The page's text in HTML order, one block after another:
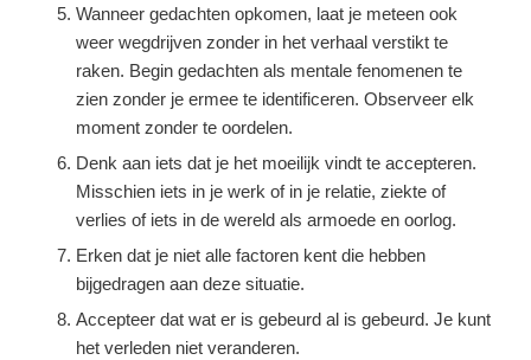
Wanneer gedachten opkomen, laat je meteen ook
weer wegdrijven zonder in het verhaal verstikt te
raken. Begin gedachten als mentale fenomenen te
zien zonder je ermee te identificeren. Observeer elk
moment zonder te oordelen.
Denk aan iets dat je het moeilijk vindt te accepteren.
Misschien iets in je werk of in je relatie, ziekte of
verlies of iets in de wereld als armoede en oorlog.
Erken dat je niet alle factoren kent die hebben
bijgedragen aan deze situatie.
Accepteer dat wat er is gebeurd al is gebeurd. Je kunt
het verleden niet veranderen.